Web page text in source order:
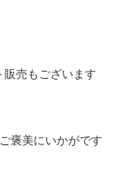
売もございます
褒美にいかがです